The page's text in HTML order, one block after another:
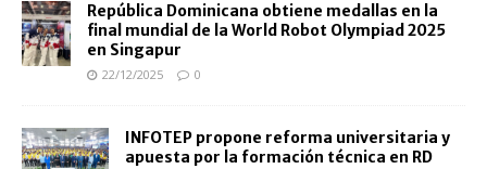
República Dominicana obtiene medallas en la
final mundial de la World Robot Olympiad 2025
en Singapur
22/12/2025 0
INFOTEP propone reforma universitaria y
apuesta por la formación técnica en RD